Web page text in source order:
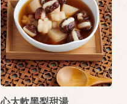
心太軟黑梨甜湯